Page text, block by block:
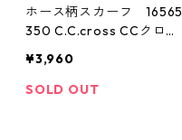
ホース柄スカーフ 16565
350 C.C.cross CCクロス
¥3,960
SOLD OUT